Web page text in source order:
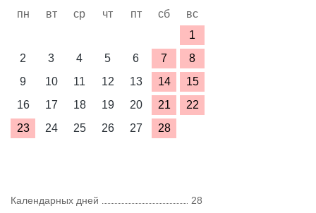
пн вт ср чт пт сб
вс
1
2
3 4 5 6 7
8
9
10 11 12 13 14
15
16
17 18 19 20 21
22
23
24 25 26 27 28
Календарных дней
28